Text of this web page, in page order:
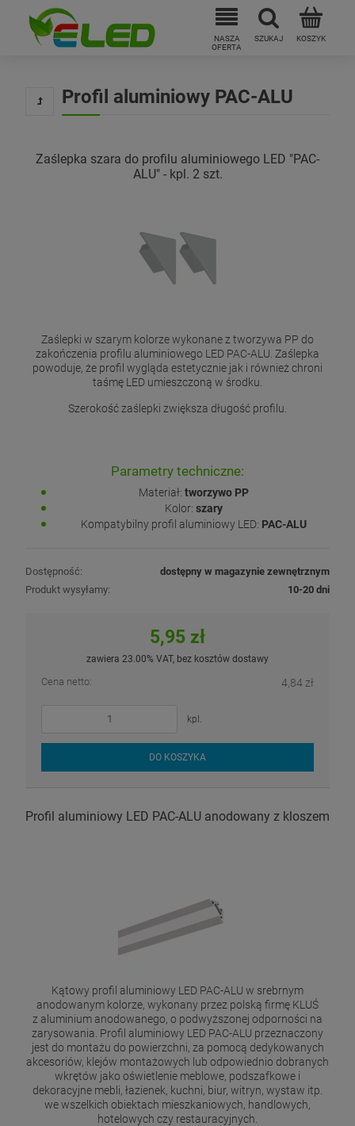
Profil aluminiowy PAC-ALU
Zaślepka szara do profilu aluminiowego LED "PAC-
ALU" - kpl. 2 szt.
Zaślepki w szarym kolorze wykonane z tworzywa PP do
zakończenia profilu aluminiowego LED PAC-ALU. Zaślepka
powoduje, że profil wygląda estetycznie jak i również chroni
taśmę LED umieszczoną w środku.
Szerokość zaślepki zwiększa długość profilu.
Parametry techniczne:
Materiał: tworzywo PP
Kolor: szary
Kompatybilny profil aluminiowy LED: PAC-ALU
Dostępność:
dostępny w magazynie zewnętrznym
Produkt wysyłamy:
10-20 dni
5,95 zł
zawiera 23.00% VAT, bez kosztów dostawy
Cena netto: 4,84 zł
kpl.
DO KOSZYKA
Profil aluminiowy LED PAC-ALU anodowany z kloszem
Kątowy profil aluminiowy LED PAC-ALU w srebrnym
anodowanym kolorze, wykonany przez polską firmę KLUŚ
z aluminium anodowanego, o podwyższonej odporności na
zarysowania. Profil aluminiowy LED PAC-ALU przeznaczony
jest do montażu do powierzchni, za pomocą dedykowanych
akcesoriów, klejów montażowych lub odpowiednio dobranych
wkrętów jako oświetlenie meblowe, podszafkowe i
dekoracyjne mebli, łazienek, kuchni, biur, witryn, wystaw itp.
we wszelkich obiektach mieszkaniowych, handlowych,
hotelowych czy restauracyjnych.